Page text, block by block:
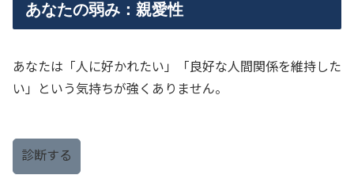
あなたの弱み：親愛性
あなたは「人に好かれたい」「良好な人間関係を維持した
い」という気持ちが強くありません。
診断する